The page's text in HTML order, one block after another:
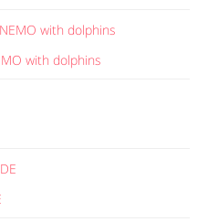
with dolphins